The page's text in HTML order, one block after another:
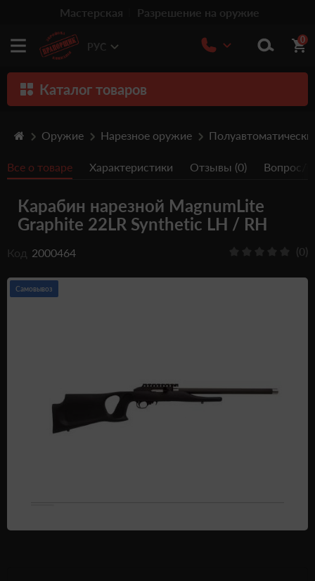
Мастерская Разрешение на оружие
РУС
0
Каталог товаров
Травматическое оружие
Пистолеты
Оптика
Тюнинг
Аксессуары
Подарочные Сертификати
Оружие Нарезное оружие
Все о товаре Характеристики Отзывы (0) Вопрос/
Карабин нарезной MagnumLite
Graphite 22LR Synthetic LH / RH
Код 2000464 (0)
Самовывоз